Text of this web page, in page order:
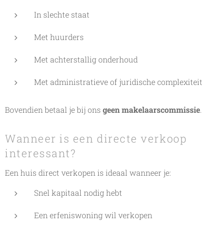
In slechte staat
Met huurders
Met achterstallig onderhoud
Met administratieve of juridische complexiteit
Bovendien betaal je bij ons geen makelaarscommissie.
Wanneer is een directe verkoop
interessant?
Een huis direct verkopen is ideaal wanneer je:
Snel kapitaal nodig hebt
Een erfeniswoning wil verkopen